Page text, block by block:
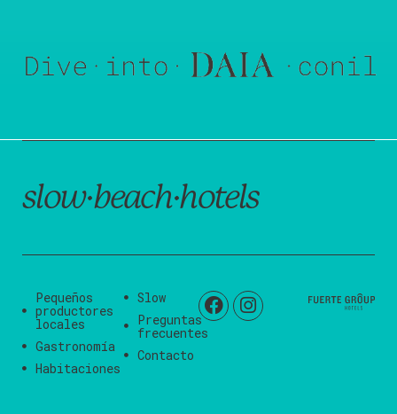
slow·beach·hotels
Pequeños
productores
locales
Gastronomía
Habitaciones
Slow
Preguntas
frecuentes
Contacto